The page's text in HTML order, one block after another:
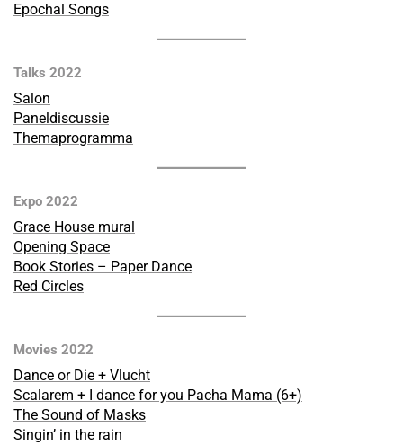
Epochal Songs
Talks 2022
Salon
Paneldiscussie
Themaprogramma
Expo 2022
Grace House mural
Opening Space
Book Stories – Paper Dance
Red Circles
Movies 2022
Dance or Die + Vlucht
Scalarem + I dance for you Pacha Mama (6+)
The Sound of Masks
Singin’ in the rain